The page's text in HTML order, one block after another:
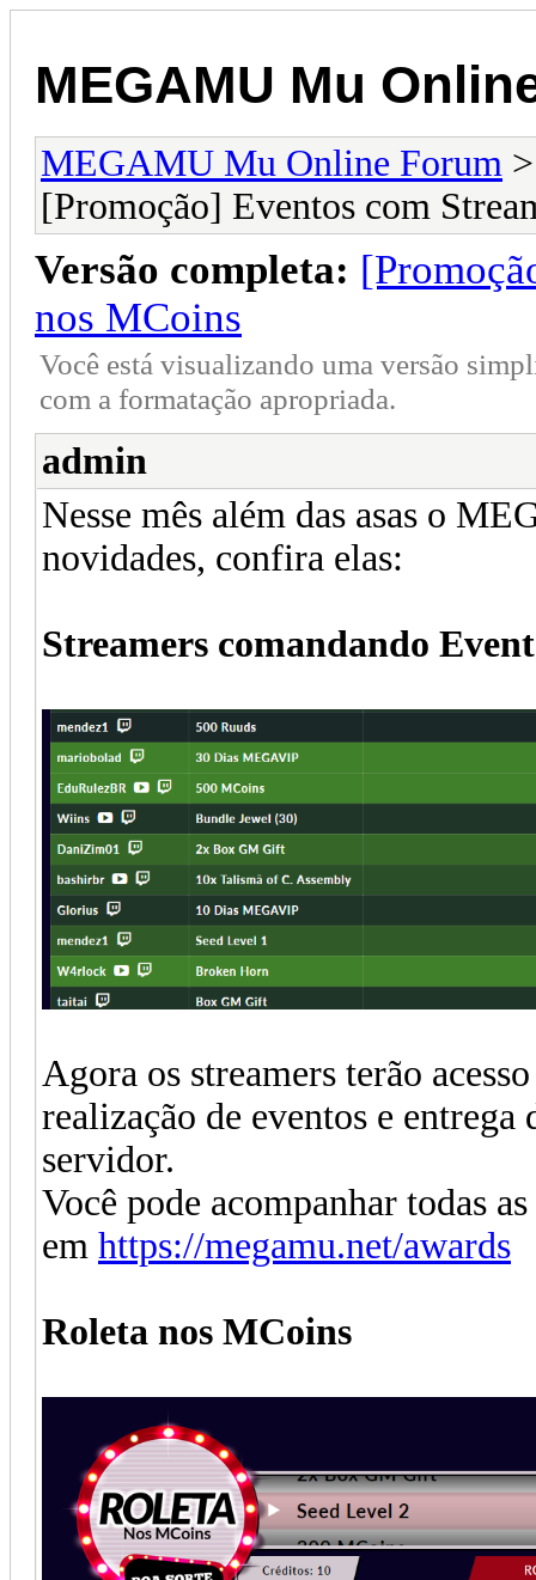
MEGAMU Mu
MEGAMU Mu Online Forum
[Promoção] Eventos com
Versão completa:
nos MCoins
Você está visualizando uma versão
com a formatação apropriada.
admin
Nesse mês além das asas o
novidades, confira elas:
Streamers comandando
Agora os streamers terão
realização de eventos e
servidor.
Você pode acompanhar todas
em https://megamu.net/awards
Roleta nos MCoins